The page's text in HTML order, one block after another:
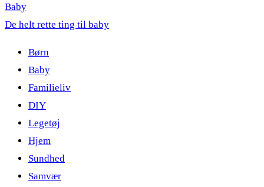
Baby
De helt rette ting til baby
Børn
Baby
Familieliv
DIY
Legetøj
Hjem
Sundhed
Samvær